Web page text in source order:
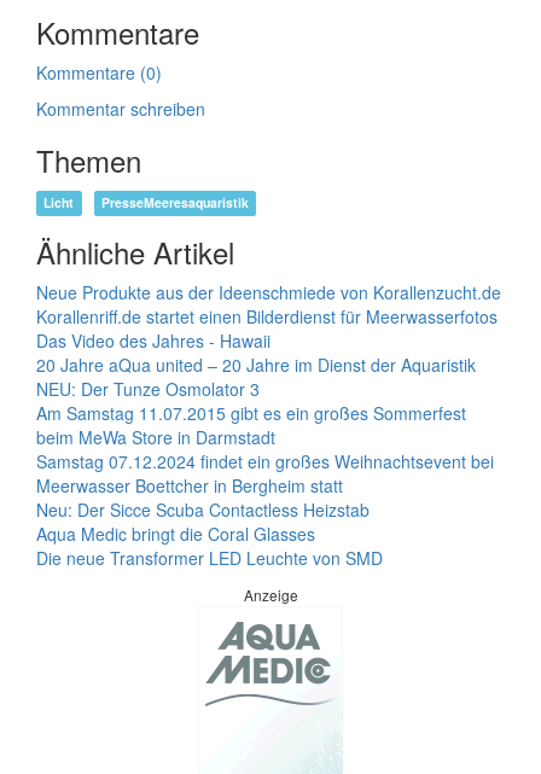
Kommentare
Kommentare (0)
Kommentar schreiben
Themen
Licht PresseMeeresaquaristik
Ähnliche Artikel
Neue Produkte aus der Ideenschmiede von Korallenzucht.de
Korallenriff.de startet einen Bilderdienst für Meerwasserfotos
Das Video des Jahres - Hawaii
20 Jahre aQua united – 20 Jahre im Dienst der Aquaristik
NEU: Der Tunze Osmolator 3
Am Samstag 11.07.2015 gibt es ein großes Sommerfest
beim MeWa Store in Darmstadt
Samstag 07.12.2024 findet ein großes Weihnachtsevent bei
Meerwasser Boettcher in Bergheim statt
Neu: Der Sicce Scuba Contactless Heizstab
Aqua Medic bringt die Coral Glasses
Die neue Transformer LED Leuchte von SMD
Anzeige